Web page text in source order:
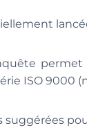
permet
ISO 9000